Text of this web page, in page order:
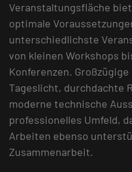
Veranstaltungsfläche
optimale
unterschiedlichste
von kleinen Workshops
Konferenzen.
Tageslicht, durchdachte
moderne technische
professionelles Umfeld,
Arbeiten ebenso
Zusammenarbeit.